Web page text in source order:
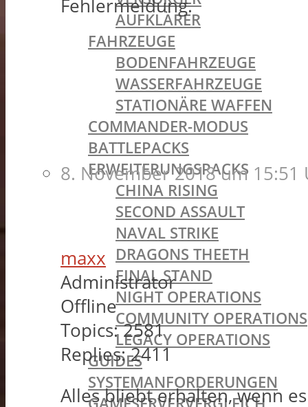
AUFKLÄRER
FAHRZEUGE
BODENFAHRZEUGE
WASSERFAHRZEUGE
STATIONÄRE WAFFEN
COMMANDER-MODUS
BATTLEPACKS
ERWEITERUNGSPACKS
CHINA RISING
SECOND ASSAULT
NAVAL STRIKE
DRAGONS THEETH
FINAL STAND
NIGHT OPERATIONS
COMMUNITY OPERATIONS
LEGACY OPERATIONS
GUIDES
SYSTEMANFORDERUNGEN
Fehlermeldung.
8. November 2018 um 15:51
maxx
Administrator
Offline
Topics: 2581
Replies: 2411
Alles bliebt erhalten, wenn